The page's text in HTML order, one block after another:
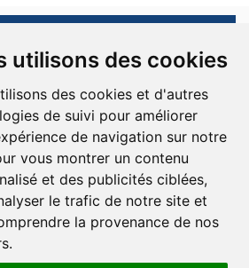
utilisons des cookies
des cookies et d'autres
de suivi pour améliorer
de navigation sur notre
vous montrer un contenu
et des publicités ciblées,
le trafic de notre site et
la provenance de nos
Tous les droits sont réservés.
Newsletter